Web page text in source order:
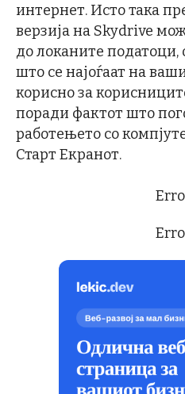
интернет. Исто така
верзија на Skydrive
до локаните
што се најоѓаат на
корисно за
поради фактот што
работењето со
Старт Екранот.